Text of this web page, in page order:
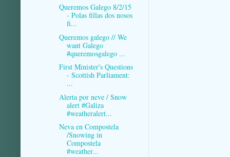
Queremos Galego 8/2/15
- Polas fillas dos nosos
fi...
Queremos galego // We
want Galego
#queremosgalego ...
First Minister's Questions
- Scottish Parliament:
...
Alerta por neve / Snow
alert #Galiza
#weatheralert...
Neva en Compostela
/Snowing in
Compostela
#weather...